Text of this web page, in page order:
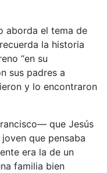
aborda el tema de
la historia
“en su
sus padres a
y lo encontraron
que Jesús
que pensaba
era la de un
familia bien